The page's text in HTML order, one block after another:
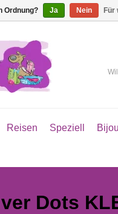
Reisen Speziell
Dots
Ordnung? Ja Nein Für